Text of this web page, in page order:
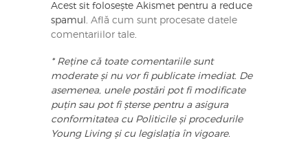
Acest sit folosește Akismet pentru a reduce
spamul. Află cum sunt procesate datele
comentariilor tale
* Reține că toate comentariile sunt
moderate și nu vor fi publicate imediat. De
asemenea, unele postări pot fi modificate
puțin sau pot fi șterse pentru a asigura
conformitatea cu Politicile și procedurile
Young Living și cu legislația în vigoare.